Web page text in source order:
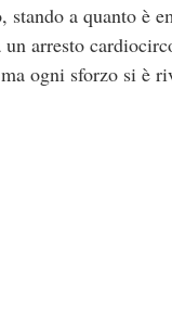
a quanto è
arresto
ogni sforzo si è